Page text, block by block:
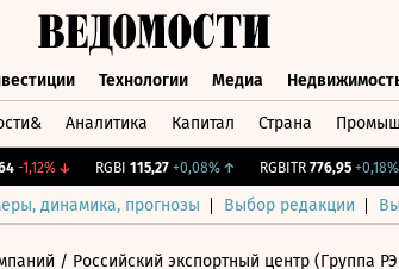
Технологии Медиа
Аналитика Капитал Страна
↓ RGBI 115,27 +0,08% ↑ RGBITR 776,95 +0,18% ↑
динамика, прогнозы Выбор редакции
/ Российский экспортный центр (Группа